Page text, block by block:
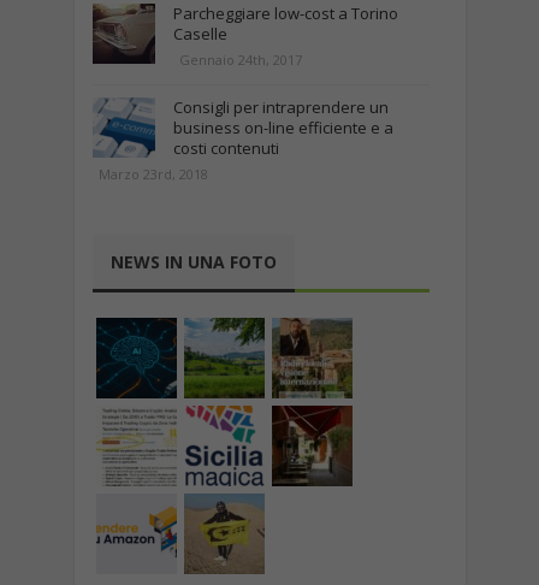
Parcheggiare low-cost a Torino
Caselle
Gennaio 24th, 2017
Consigli per intraprendere un
business on-line efficiente e a
costi contenuti
Marzo 23rd, 2018
NEWS IN UNA FOTO